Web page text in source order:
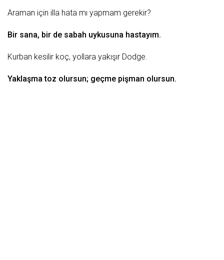
Araman için illa hata mı yapmam gerekir?
Bir sana, bir de sabah uykusuna hastayım.
Kurban kesilir koç, yollara yakışır Dodge.
Yaklaşma toz olursun; geçme pişman olursun.